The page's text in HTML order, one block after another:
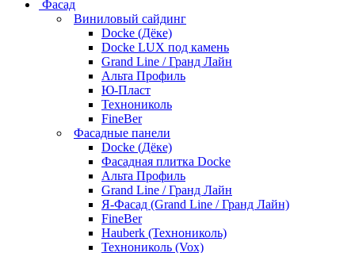
Фасад
Виниловый сайдинг
Docke (Дёке)
Docke LUX под камень
Grand Line / Гранд Лайн
Альта Профиль
Ю-Пласт
Технониколь
FineBer
Фасадные панели
Docke (Дёке)
Фасадная плитка Docke
Альта Профиль
Grand Line / Гранд Лайн
Я-Фасад (Grand Line / Гранд Лайн)
FineBer
Hauberk (Технониколь)
Технониколь (Vox)